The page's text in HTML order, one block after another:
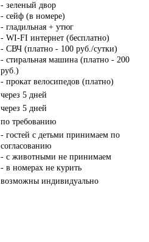
- зеленый двор
- сейф (в номере)
- гладильная + утюг
- WI-FI интернет (бесплатно)
- СВЧ (платно - 100 руб./сутки)
- стиральная машина (платно - 200
руб.)
- прокат велосипедов (платно)
через 5 дней
через 5 дней
по требованию
- гостей с детьми принимаем по
согласованию
- с животными не принимаем
- в номерах не курить
возможны индивидуально